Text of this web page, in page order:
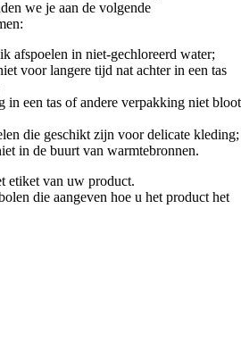
we je aan de volgende
afspoelen in niet-gechloreerd water;
voor langere tijd nat achter in een tas
in een tas of andere verpakking niet bloot
die geschikt zijn voor delicate kleding;
in de buurt van warmtebronnen.
etiket van uw product.
die aangeven hoe u het product het